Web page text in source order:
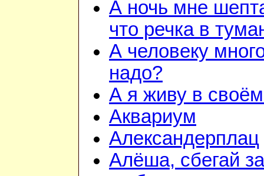
А ночь мне
что речка в
А человеку
надо?
А я живу в своём
Аквариум
Александерплац
Алёша, сбегай за